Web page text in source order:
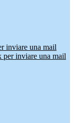
inviare una mail
per inviare una mail